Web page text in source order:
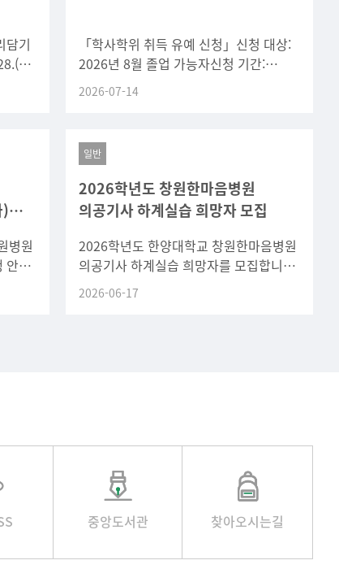
담기
화)
「학사학위 취득 유예 신청」신청 대상:
2026년 8월 졸업 가능자신청 기간:
2026. 7. 28.(화) 13:00 ~ 7. 30.(목)
23:59신청 경로:
2026-07-14
병원
안내
일반
2026학년도 창원한마음병원
의공기사 하계실습 희망자 모집
2026학년도 한양대학교 창원한마음병원
의공기사 하계실습 희망자를 모집합니다.
기간: 2026년 07월 01일(수) ~ 2026년
08월 31일(월)실습비: 1인
2026-06-17
중앙도서관 찾아오시는길